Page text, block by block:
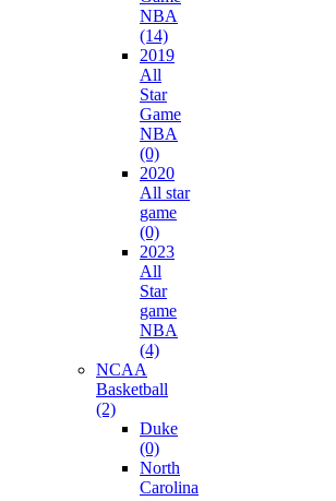
NBA
(14)
2019
All
Star
Game
NBA
(0)
2020
All star
game
(0)
2023
All
Star
game
NBA
(4)
NCAA
Basketball
(2)
Duke
(0)
North
Carolina